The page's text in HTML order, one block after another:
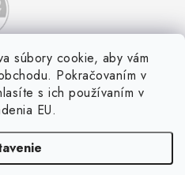
súbory cookie, aby vám
Pokračovaním v
s ich používaním v
EU.